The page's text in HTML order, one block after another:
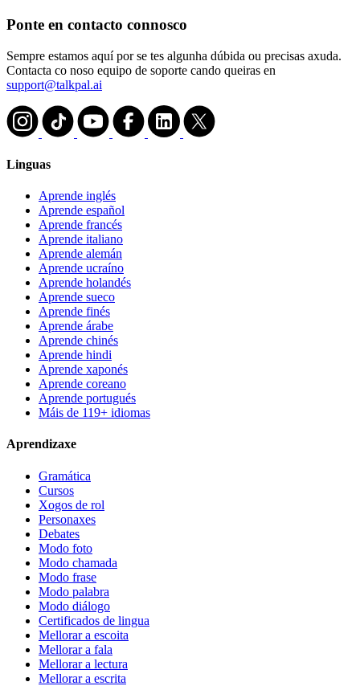
Ponte en contacto connosco
Sempre estamos aquí por se tes algunha dúbida ou precisas axuda.
Contacta co noso equipo de soporte cando queiras en
support@talkpal.ai
Linguas
Aprende inglés
Aprende español
Aprende francés
Aprende italiano
Aprende alemán
Aprende ucraíno
Aprende holandés
Aprende sueco
Aprende finés
Aprende árabe
Aprende chinés
Aprende hindi
Aprende xaponés
Aprende coreano
Aprende portugués
Máis de 119+ idiomas
Aprendizaxe
Gramática
Cursos
Xogos de rol
Personaxes
Debates
Modo foto
Modo chamada
Modo frase
Modo palabra
Modo diálogo
Certificados de lingua
Mellorar a escoita
Mellorar a fala
Mellorar a lectura
Mellorar a escrita